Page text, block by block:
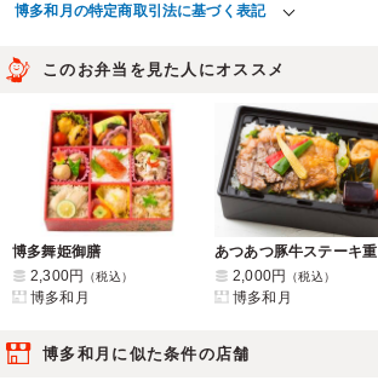
博多和月の特定商取引法に基づく表記
このお弁当を見た人にオススメ
博多舞姫御膳
2,300円
（税込）
博多和月
あつあつ豚牛ステーキ重
2,000円
（税込）
博多和月
博多和月に似た条件の店舗